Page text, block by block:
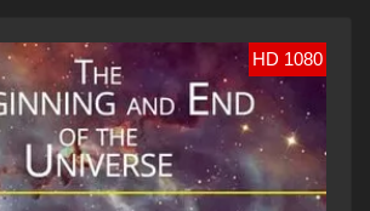
HD 1080